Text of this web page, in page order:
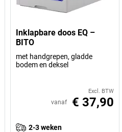
Inklapbare doos EQ –
BITO
met handgrepen, gladde
bodem en deksel
Excl. BTW
vanaf € 37,90
2-3 weken